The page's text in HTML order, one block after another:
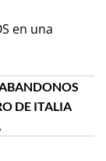
en una
DE ITALIA